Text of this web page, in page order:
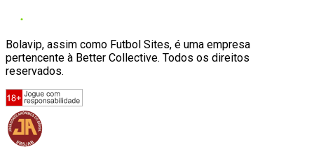
Bolavip, assim como Futbol Sites, é uma empresa
pertencente à Better Collective. Todos os direitos
reservados.